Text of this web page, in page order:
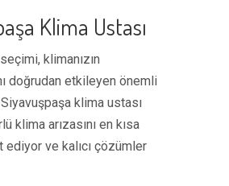
Klima Ustası
klimanızın
doğrudan etkileyen önemli
klima ustası
klima arızasını en kısa
ve kalıcı çözümler